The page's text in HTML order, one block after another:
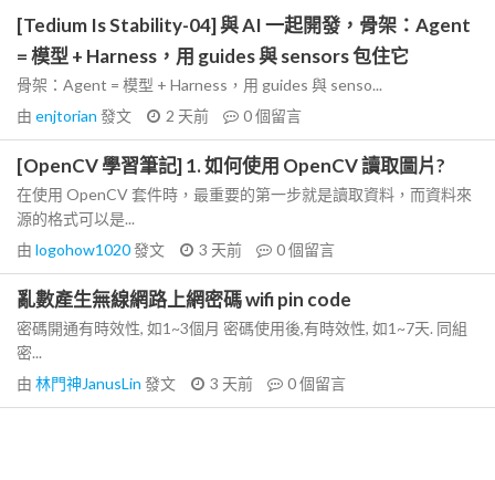
[Tedium Is Stability-04] 與 AI 一起開發，骨架：Agent
= 模型 + Harness，用 guides 與 sensors 包住它
骨架：Agent = 模型 + Harness，用 guides 與 senso...
由 enjtorian 發文 2 天前 0個留言
[OpenCV 學習筆記] 1. 如何使用 OpenCV 讀取圖片?
在使用 OpenCV 套件時，最重要的第一步就是讀取資料，而資料來
源的格式可以是...
由 logohow1020發文 3 天前 0個留言
亂數產生無線網路上網密碼 wifi pin code
密碼開通有時效性, 如1~3個月 密碼使用後,有時效性, 如1~7天. 同組
密...
由 林門神JanusLin 發文 3 天前 0個留言